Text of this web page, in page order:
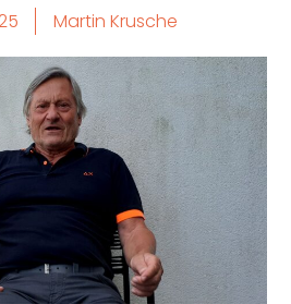
Martin Krusche